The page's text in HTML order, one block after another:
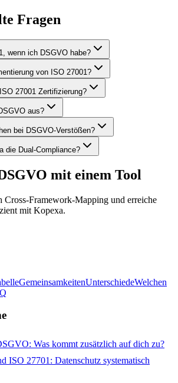
Fragen
wenn ich DSGVO habe?
von ISO 27001?
27001 Zertifizierung?
aus?
bei DSGVO-Verstößen?
die Dual-Compliance?
mit einem Tool
Cross-Framework-Mapping und erreiche
mit Kopexa.
GemeinsamkeitenUnterschiedeWelchen
Was kommt zusätzlich auf dich zu?
ISO 27701: Datenschutz systematisch